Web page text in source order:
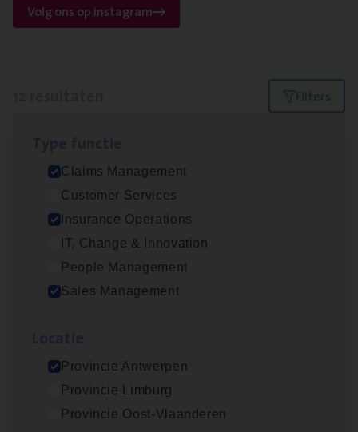
Volg ons op instagram
Filters
Claims Management
Customer Services
Insurance Operations
IT, Change & Innovation
People Management
Sales Management
Provincie Antwerpen
Provincie Limburg
Provincie Oost-Vlaanderen
Scha­de Expert Fleet
Claims Management
Antwerpen
Insu­ran­ce Bro­ker Trans­port
Insu­ran­ce Bro­kerKMO